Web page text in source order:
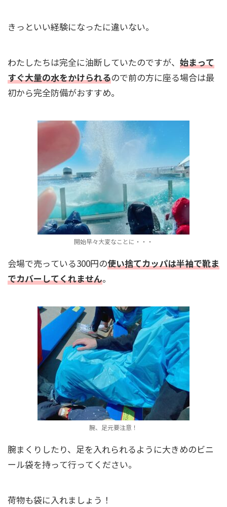
きっといい経験になったに違いない。
わたしたちは完全に油断していたのですが、 始まって
すぐ大量の水をかけられるので前の方に座る場合は最
初から完全防備がおすすめ。
開始早々大変なことに・・・
会場で売っている300円の使い捨てカッパは半袖で靴ま
でカバーしてくれません。
腕、足元要注意！
腕まくりしたり、足を入れられるように大きめのビニ
ール袋を持って行ってください。
荷物も袋に入れましょう！